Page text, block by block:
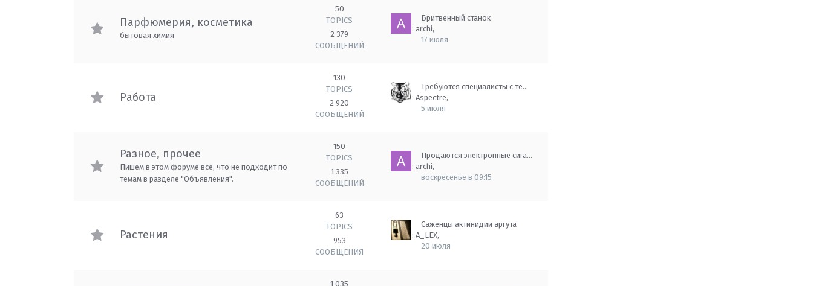
Парфюмерия, косметика
бытовая химия
50
TOPICS
2 379
СООБЩЕНИЙ
Бритвенный станок
Автор:archi,
17 июля
Рaбoта
130
TOPICS
2 920
СООБЩЕНИЙ
Требуются специалисты с те…
Автор:Aspectre,
5 июля
Разное, прочее
Пишем в этом форуме все, что не подходит по
темам в разделе "Объявления".
150
TOPICS
1 335
СООБЩЕНИЙ
Продаются электронные сига…
Автор:archi,
воскресенье в 09:15
Растения
63
TOPICS
953
СООБЩЕНИЯ
Саженцы актинидии аргута
Автор:A_LEX,
20 июля
1 035